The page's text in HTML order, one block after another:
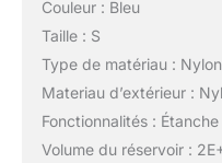
Couleur : Bleu
Taille : S
Type de matériau : Nylon
Materiau d’extérieur :
Fonctionnalités : Étanche
Volume du réservoir :